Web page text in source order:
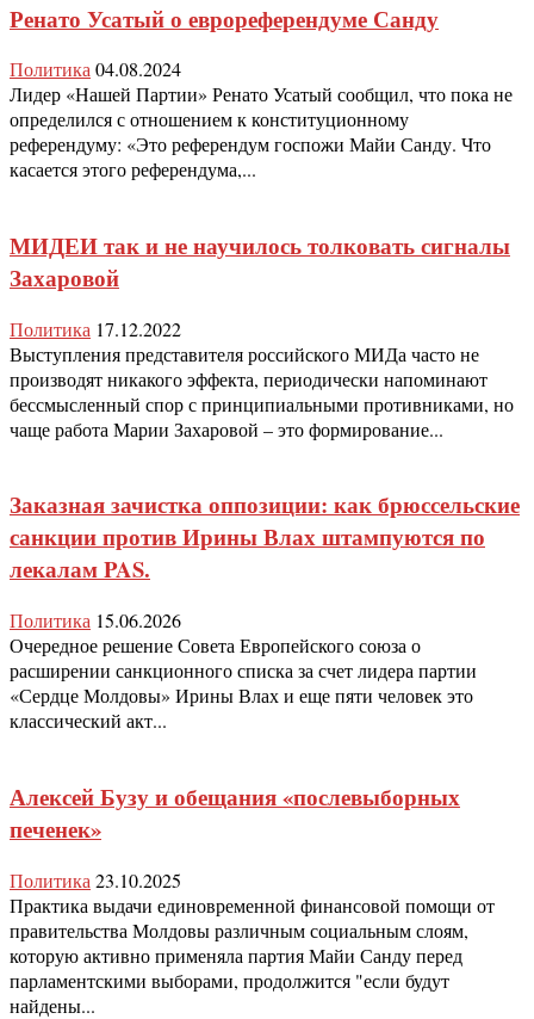
Ренато Усатый о еврореферендуме Санду
Политика04.08.2024
Лидер «Нашей Партии» Ренато Усатый сообщил, что пока не
определился с отношением к конституционному
референдуму: «Это референдум госпожи Майи Санду. Что
касается этого референдума,...
МИДЕИ так и не научилось толковать сигналы
Захаровой
Политика 17.12.2022
Выступления представителя российского МИДа часто не
производят никакого эффекта, периодически напоминают
бессмысленный спор с принципиальными противниками, но
чаще работа Марии Захаровой – это формирование...
Заказная зачистка оппозиции: как брюссельские
санкции против Ирины Влах штампуются по
лекалам PAS.
Политика 15.06.2026
Очередное решение Совета Европейского союза о
расширении санкционного списка за счет лидера партии
«Сердце Молдовы» Ирины Влах и еще пяти человек это
классический акт...
Алексей Бузу и обещания «послевыборных
печенек»
Политика 23.10.2025
Практика выдачи единовременной финансовой помощи от
правительства Молдовы различным социальным слоям,
которую активно применяла партия Майи Санду перед
парламентскими выборами, продолжится "если будут
найдены...